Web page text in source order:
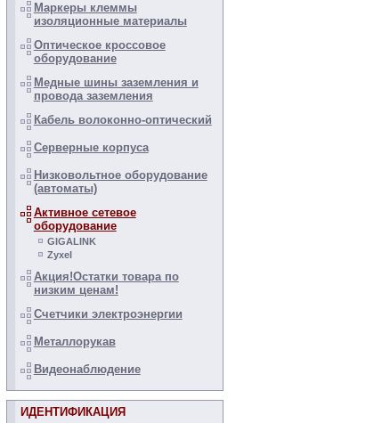
Маркеры клеммы
изоляционные материалы
Оптическое кроссовое
оборудование
Медные шины заземления и
провода заземления
Кабель волоконно-оптический
Серверные корпуса
Низковольтное оборудование
(автоматы)
Активное сетевое
оборудование
GIGALINK
Zyxel
Акция!Остатки товара по
низким ценам!
Счетчики электроэнергии
Металлорукав
Видеонаблюдение
ИДЕНТИФИКАЦИЯ